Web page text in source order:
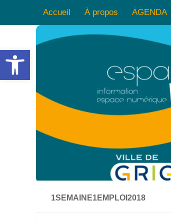
Ouvrir la barre d’outils
Skip to content
Accueil À propos AGENDA
1SEMAINE1EMPLOI2018